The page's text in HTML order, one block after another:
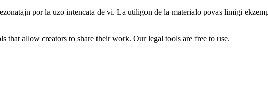
por la uzo intencata de vi. La utiligon de la materialo povas limigi
that allow creators to share their work. Our legal tools are free to use.